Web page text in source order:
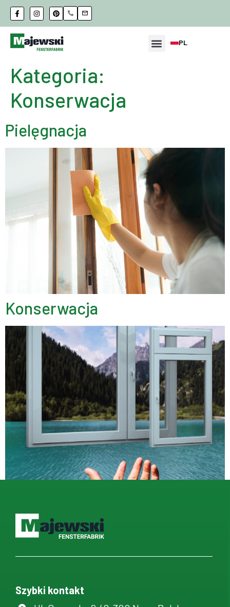
PL
Kategoria:
Konserwacja
Pielęgnacja
Konserwacja
Szybki kontakt